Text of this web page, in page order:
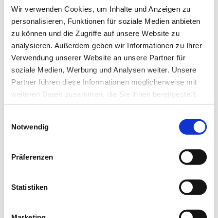
Wir verwenden Cookies, um Inhalte und Anzeigen zu
personalisieren, Funktionen für soziale Medien anbieten
zu können und die Zugriffe auf unsere Website zu
analysieren. Außerdem geben wir Informationen zu Ihrer
Verwendung unserer Website an unsere Partner für
soziale Medien, Werbung und Analysen weiter. Unsere
Partner führen diese Informationen möglicherweise mit
weiteren Daten zusammen, die Sie ihnen bereitgestellt
haben oder die sie im Rahmen Ihrer Nutzung der Dienste
Notwendig
Präferenzen
Statistiken
Newsletter­anmeldung
Bleiben Sie auf dem Laufenden. Der MT-Dialog-
Newsletter informiert Sie jede Woche kostenfrei
über die wichtigsten Branchen-News, aktuelle
Themen und die neusten Stellenangebote.
E-Mail-Adresse